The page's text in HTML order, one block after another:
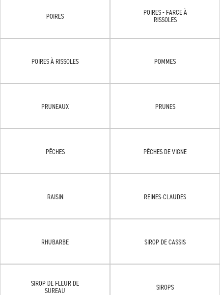
POIRES
POIRES - FARCE À
RISSOLES
POIRES À RISSOLES POMMES
PRUNEAUX PRUNES
PÊCHES PÊCHES DE VIGNE
RAISIN REINES-CLAUDES
RHUBARBE SIROP DE CASSIS
SIROP DE FLEUR DE
SUREAU
SIROPS